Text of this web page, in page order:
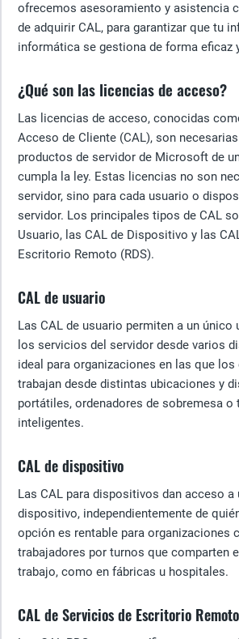
ofrecemos asesoramiento y asistencia
de adquirir CAL, para garantizar que tu
informática se gestiona de forma eficaz
¿Qué son las licencias de acceso?
Las licencias de acceso, conocidas
Acceso de Cliente (CAL), son
productos de servidor de Microsoft de
cumpla la ley. Estas licencias no son
servidor, sino para cada usuario o
servidor. Los principales tipos de CAL
Usuario, las CAL de Dispositivo y las
Escritorio Remoto (RDS).
CAL de usuario
Las CAL de usuario permiten a un único
los servicios del servidor desde varios
ideal para organizaciones en las que los
trabajan desde distintas ubicaciones y
portátiles, ordenadores de sobremesa o
inteligentes.
CAL de dispositivo
Las CAL para dispositivos dan acceso a
dispositivo, independientemente de
opción es rentable para organizaciones
trabajadores por turnos que comparten
trabajo, como en fábricas u hospitales.
CAL de Servicios de Escritorio